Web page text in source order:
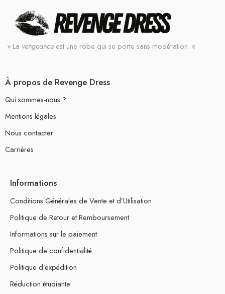
» La vengeance est une robe qui se porte sans modération. «
À propos de Revenge Dress
Qui sommes-nous ?
Mentions légales
Nous contacter
Carrières
Informations
Conditions Générales de Vente et d’Utilisation
Politique de Retour et Remboursement
Informations sur le paiement
Politique de confidentialité
Politique d’expédition
Réduction étudiante